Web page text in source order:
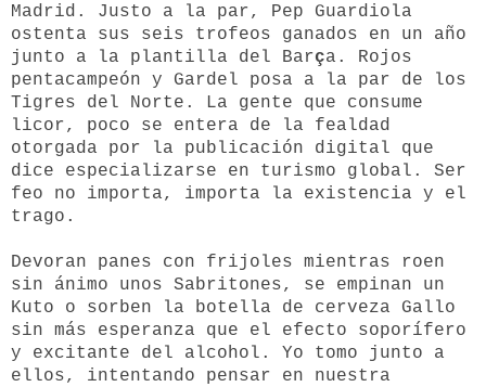
Madrid. Justo a la par, Pep Guardiola
ostenta sus seis trofeos ganados en un año
junto a la plantilla del Barça. Rojos
pentacampeón y Gardel posa a la par de los
Tigres del Norte. La gente que consume
licor, poco se entera de la fealdad
otorgada por la publicación digital que
dice especializarse en turismo global. Ser
feo no importa, importa la existencia y el
trago.
Devoran panes con frijoles mientras roen
sin ánimo unos Sabritones, se empinan un
Kuto o sorben la botella de cerveza Gallo
sin más esperanza que el efecto soporífero
y excitante del alcohol. Yo tomo junto a
ellos, intentando pensar en nuestra